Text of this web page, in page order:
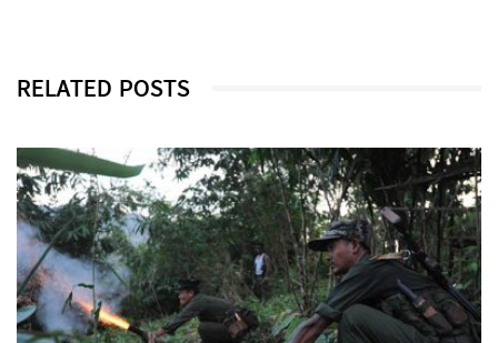
RELATED POSTS